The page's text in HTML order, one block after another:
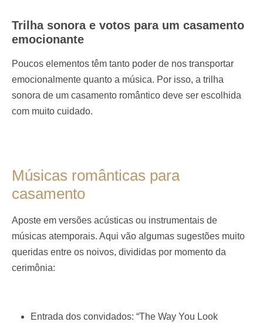
Trilha sonora e votos para um casamento
emocionante
Poucos elementos têm tanto poder de nos transportar
emocionalmente quanto a música. Por isso, a trilha
sonora de um casamento romântico deve ser escolhida
com muito cuidado.
Músicas românticas para
casamento
Aposte em versões acústicas ou instrumentais de
músicas atemporais. Aqui vão algumas sugestões muito
queridas entre os noivos, divididas por momento da
cerimônia:
Entrada dos convidados: “The Way You Look